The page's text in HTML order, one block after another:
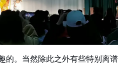
的。当然除此之外有些特别离谱